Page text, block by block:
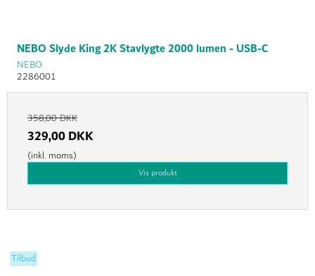
NEBO Slyde King 2K Stavlygte 2000 lumen - USB-C
NEBO
2286001
358,00 DKK
329,00 DKK
(inkl. moms)
Vis produkt
Tilbud